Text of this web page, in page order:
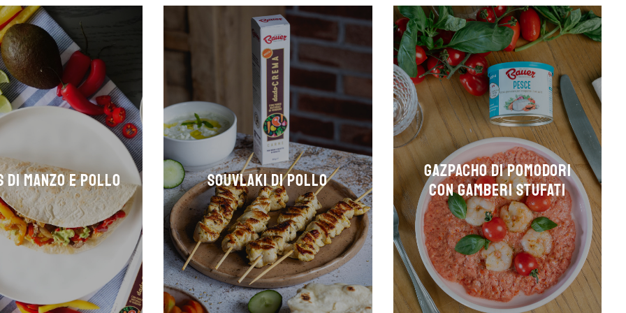
DI MANZO E POLLO SOUVLAKI DI POLLO
Gazpacho di pomodori
con gamberi stufati